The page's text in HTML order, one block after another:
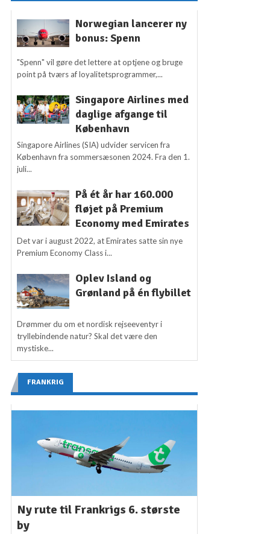
Norwegian lancerer ny
bonus: Spenn
"Spenn" vil gøre det lettere at optjene og bruge
point på tværs af loyalitetsprogrammer,...
Singapore Airlines med
daglige afgange til
København
Singapore Airlines (SIA) udvider servicen fra
København fra sommersæsonen 2024. Fra den 1.
juli...
På ét år har 160.000
fløjet på Premium
Economy med Emirates
Det var i august 2022, at Emirates satte sin nye
Premium Economy Class i...
Oplev Island og
Grønland på én flybillet
Drømmer du om et nordisk rejseeventyr i
tryllebindende natur? Skal det være den
mystiske...
FRANKRIG
Ny rute til Frankrigs 6. største
by